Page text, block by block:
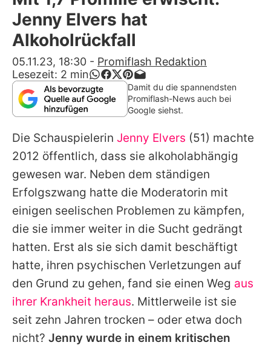
Alle Themen auf Promiflash
Jobs
App runterladen
Team
Redaktionelle Richtlinien
Impressum
Datenschutzerklärung
Nutzungsbedingungen
Utiq verwalten
Jenny Elvers hat
Alkoholrückfall
05.11.23, 18:30 - Promiflash Redaktion
Lesezeit: 2 min
Damit du die spannendsten
Promiflash-News auch bei
Google siehst.
Die Schauspielerin Jenny Elvers (51) machte
2012 öffentlich, dass sie alkoholabhängig
gewesen war. Neben dem ständigen
Erfolgszwang hatte die Moderatorin mit
einigen seelischen Problemen zu kämpfen,
die sie immer weiter in die Sucht gedrängt
hatten. Erst als sie sich damit beschäftigt
hatte, ihren psychischen Verletzungen auf
den Grund zu gehen, fand sie einen Weg aus
ihrer Krankheit heraus. Mittlerweile ist sie
seit zehn Jahren trocken – oder etwa doch
nicht? Jenny wurde in einem kritischen